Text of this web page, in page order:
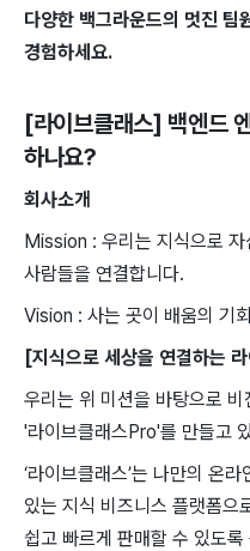
다양한 백그라운드의 멋진 팀
경험하세요.
[라이브클래스] 백엔드
하나요?
회사소개
Mission : ​우리는 ​지식으로
사람들을 연결합니다.
Vision ​: ​사는 곳이 ​배움의 기
[지식으로 ​세상을 연결하는
우리는 ​위 ​미션을 바탕으로 비
'라이브클래스Pro'를 ​만들고
‘라이브클래스’는 나만의 온
있는 지식 ​비즈니스 ​플랫폼으
쉽고 빠르게 판매할 수 있도록